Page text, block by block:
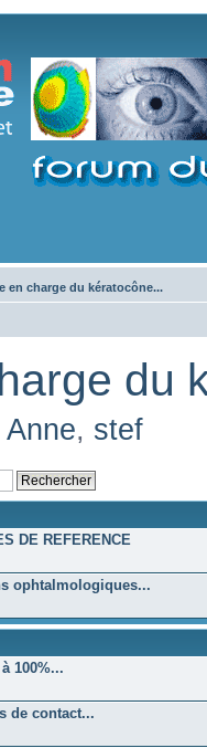
en charge du kératocône...
du
Anne, stef
DE REFERENCE
ophtalmologiques...
100%...
de contact...